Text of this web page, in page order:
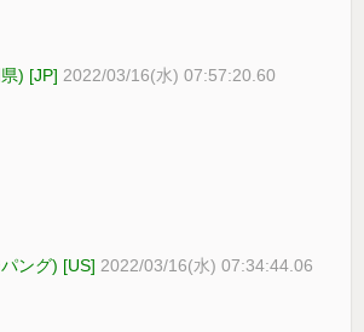
) [JP] 2022/03/16(水) 07:57:20.60
ング) [US] 2022/03/16(水) 07:34:44.06